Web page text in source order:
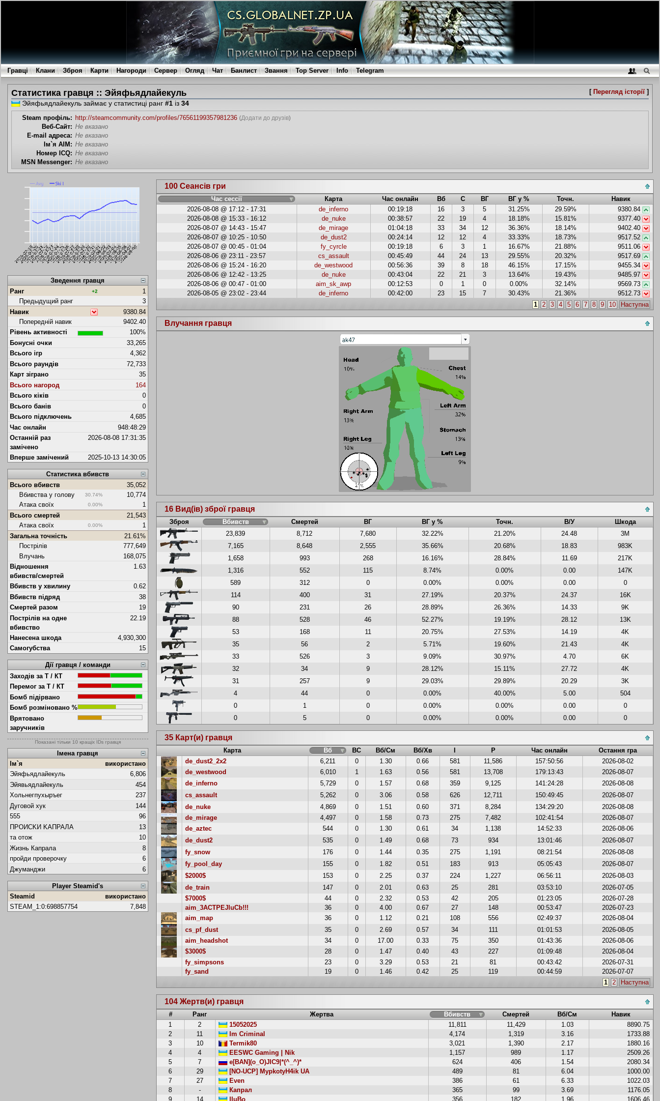
Гравці Клани Зброя Карти Нагороди Сервер Огляд Чат Банлист Звання Top Server Info Telegram
[ Перегляд історії ]
Статистика гравця :: Эйяфьядлайекуль
Эйяфьядлайекуль займає у статистиці ранг #1із 34
Steam профіль: http://steamcommunity.com/profiles/76561199357981236 (Додати до друзів)
Веб-Сайт: Не вказано
E-mail адреса: Не вказано
Ім`я AIM: Не вказано
Номер ICQ: Не вказано
MSN Messenger: Не вказано
Зведення гравця
Ранг
+2
1
Предыдущий ранг
3
Навик
9380.84
Попередній навик
9402.40
Рівень активності
100%
Бонусні очки
33,265
Всього ігр
4,362
Всього раундів
72,733
Карт зіграно
35
Всього нагород
164
Всього кіків
0
Всього банів
0
Всього підключень
4,685
Час онлайн
948:48:29
Останній раз
замічено
2026-08-08 17:31:35
Вперше замічений 2025-10-13 14:30:05
Статистика вбивств
Всього вбивств
35,052
Вбивства у голову
30.74%
10,774
Атака своїх
0.00%
1
Всього смертей
21,543
Атака своїх
0.00%
1
Загальна точність
21.61%
Пострілів
777,649
Влучань
168,075
Відношення
вбивств/смертей
1.63
Вбивств у хвилину
0.62
Вбивств підряд
38
Смертей разом
19
Пострілів на одне
вбивство
22.19
Нанесена шкода
4,930,300
Самогубства
15
Дії гравця / команди
Заходів за Т / КТ
Перемог за Т / КТ
Бомб підірвано
Бомб розміновано %
Врятовано
заручників
Показані тільки 10 кращіх IDs гравця
Імена гравця
Ім`я
використано
Эйяфьядлайекуль
6,806
Эйявьядлайекуль
454
Хольнегпухыръег
237
Дуговой хук
144
555
96
ПPOИCKИ KAПPAЛA
13
та отож
10
Жизнь Капрала
8
пpoйди проверочку
6
Джуманджи
6
Player Steamid's
Steamid
використано
STEAM_1:0:698857754
7,848
100 Сеансів гри
Час сессії Карта Час онлайн Вб С ВГ ВГ у % Точн.
Навик
2026-08-08 @ 17:12 - 17:31
de_inferno 00:19:18 16 3 5 31.25% 29.59%
9380.84
2026-08-08 @ 15:33 - 16:12
de_nuke 00:38:57 22 19 4 18.18% 15.81%
9377.40
2026-08-07 @ 14:43 - 15:47
de_mirage 01:04:18 33 34 12 36.36% 18.14%
9402.40
2026-08-07 @ 10:25 - 10:50
de_dust2 00:24:14 12 12 4 33.33% 18.73%
9517.52
2026-08-07 @ 00:45 - 01:04
fy_cyrcle 00:19:18 6 3 1 16.67% 21.88%
9511.06
2026-08-06 @ 23:11 - 23:57
cs_assault 00:45:49 44 24 13 29.55% 20.32%
9517.69
2026-08-06 @ 15:24 - 16:20
de_westwood 00:56:36 39 8 18 46.15% 17.15%
9455.34
2026-08-06 @ 12:42 - 13:25
de_nuke 00:43:04 22 21 3 13.64% 19.43%
9485.97
2026-08-06 @ 00:47 - 01:00
aim_sk_awp 00:12:53 0 1 0 0.00% 32.14%
9569.73
2026-08-05 @ 23:02 - 23:44
de_inferno 00:42:00 23 15 7 30.43% 21.36%
9512.73
1
2 3 4 5 6 7 8 9 10 Наступна
Влучання гравця
16 Вид(ів) зброї гравця
Зброя Вбивств Смертей ВГ ВГ у % Точн. В/У
Шкода
23,839
8,712 7,680 32.22% 21.20% 24.48
3M
7,165
8,648 2,555 35.66% 20.68% 18.83
983K
1,658
993 268 16.16% 28.84% 11.69
217K
1,316
552 115 8.74% 0.00% 0.00
147K
589
312 0 0.00% 0.00% 0.00
0
114
400 31 27.19% 20.37% 24.37
16K
90
231 26 28.89% 26.36% 14.33
9K
88
528 46 52.27% 19.19% 28.12
13K
53
168 11 20.75% 27.53% 14.19
4K
35
56 2 5.71% 19.60% 21.43
4K
33
526 3 9.09% 30.97% 4.70
6K
32
34 9 28.12% 15.11% 27.72
4K
31
257 9 29.03% 29.89% 20.29
3K
4
44 0 0.00% 40.00% 5.00
504
0
1 0 0.00% 0.00% 0.00
0
0
5 0 0.00% 0.00% 0.00 0
35 Карт(и) гравця
Карта Вб ВС Вб/См Вб/Хв Р Час онлайн
Остання гра
de_dust2_2x2
6,211 0 1.30 0.66 581 11,586 157:50:56
2026-08-02
de_westwood
6,010 1 1.63 0.56 581 13,708 179:13:43
2026-08-07
de_inferno
5,729 0 1.57 0.68 359 9,125 141:24:28
2026-08-08
cs_assault
5,262 0 3.06 0.58 626 12,711 150:49:45
2026-08-07
de_nuke
4,869 0 1.51 0.60 371 8,284 134:29:20
2026-08-08
de_mirage
4,497 0 1.58 0.73 275 7,482 102:41:54
2026-08-07
de_aztec
544 0 1.30 0.61 34 1,138 14:52:33
2026-08-06
de_dust2
535 0 1.49 0.68 73 934 13:01:46
2026-08-07
fy_snow
176 0 1.44 0.35 275 1,191 08:21:54
2026-08-08
fy_pool_day
155 0 1.82 0.51 183 913 05:05:43
2026-08-07
$2000$
153 0 2.25 0.37 224 1,227 06:56:11
2026-08-03
de_train
147 0 2.01 0.63 25 281 03:53:10
2026-07-05
$7000$
44 0 2.32 0.53 42 205 01:23:05
2026-07-28
aim_3ACTPEJluCb!!!
36 0 4.00 0.67 27 148 00:53:47
2026-07-23
aim_map
36 0 1.12 0.21 108 556 02:49:37
2026-08-04
cs_pf_dust
35 0 2.69 0.57 34 111 01:01:53
2026-08-05
aim_headshot
34 0 17.00 0.33 75 350 01:43:36
2026-08-06
$3000$
28 0 1.47 0.40 43 227 01:09:48
2026-08-04
fy_simpsons
23 0 3.29 0.53 21 81 00:43:42
2026-07-31
fy_sand
19 0 1.46 0.42 25 119 00:44:59
2026-07-07
1
2 Наступна
104 Жертв(и) гравця
# Ранг Жертва Вбивств Смертей Вб/См
Навик
1
2 15052025 11,811 11,429 1.03
8890.75
2
11 Im Criminal 4,174 1,319 3.16
1733.88
3
10 Termik80 3,021 1,390 2.17
1880.16
4
4 EESWC Gaming | Nik 1,157 989 1.17
2509.26
5
7 e[BAN](o_O)JIC9|*(^_^)* 624 406 1.54
2080.34
6
29 [NO-UCP] MypkotyH4ik UA 489 81 6.04
1000.00
7
27 Even 386 61 6.33
1022.03
8
- Капрал 365 99 3.69
1176.05
9
14 IIuBo 356 182 1.96 1606.46